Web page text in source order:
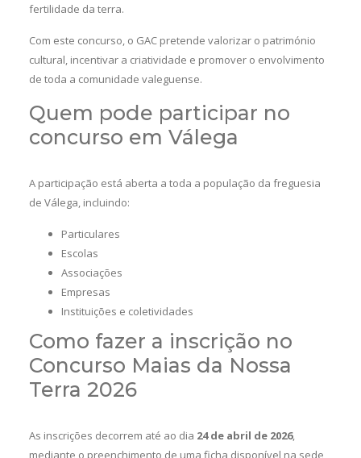
fertilidade da terra.
Com este concurso, o GAC pretende valorizar o património
cultural, incentivar a criatividade e promover o envolvimento
de toda a comunidade valeguense.
Quem pode participar no
concurso em Válega
A participação está aberta a toda a população da freguesia
de Válega, incluindo:
Particulares
Escolas
Associações
Empresas
Instituições e coletividades
Como fazer a inscrição no
Concurso Maias da Nossa
Terra 2026
As inscrições decorrem até ao dia 24 de abril de 2026,
mediante o preenchimento de uma ficha disponível na sede